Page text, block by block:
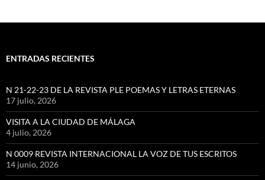
ENTRADAS RECIENTES
N 21-22-23 DE LA REVISTA PLE POEMAS Y LETRAS ETERNAS
17 julio, 2026
VISITA A LA CIUDAD DE MÁLAGA
4 julio, 2026
N 0009 REVISTA INTERNACIONAL LA VOZ DE TUS ESCRITOS
14 junio, 2026